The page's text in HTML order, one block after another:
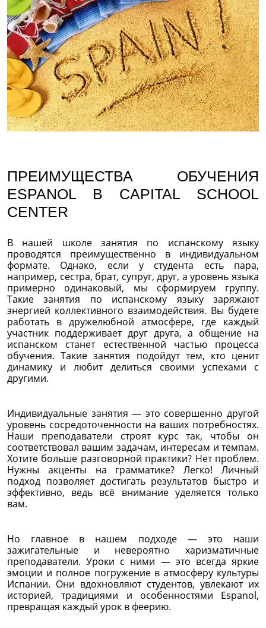
ПРЕИМУЩЕСТВА ОБУЧЕНИЯ
ESPANOL В CAPITAL SCHOOL
CENTER
В нашей школе занятия по испанскому языку
проводятся преимущественно в индивидуальном
формате. Однако, если у студента есть пара,
например, сестра, брат, супруг, друг, а уровень языка
примерно одинаковый, мы сформируем группу.
Такие занятия по испанскому языку заряжают
энергией коллективного взаимодействия. Вы будете
работать в дружелюбной атмосфере, где каждый
участник поддерживает друг друга, а общение на
испанском станет естественной частью процесса
обучения. Такие занятия подойдут тем, кто ценит
динамику и любит делиться своими успехами с
другими.
Индивидуальные занятия — это совершенно другой
уровень сосредоточенности на ваших потребностях.
Наши преподаватели строят курс так, чтобы он
соответствовал вашим задачам, интересам и темпам.
Хотите больше разговорной практики? Нет проблем.
Нужны акценты на грамматике? Легко! Личный
подход позволяет достигать результатов быстро и
эффективно, ведь всё внимание уделяется только
вам.
Но главное в нашем подходе — это наши
зажигательные и невероятно харизматичные
преподаватели. Уроки с ними — это всегда яркие
эмоции и полное погружение в атмосферу культуры
Испании. Они вдохновляют студентов, увлекают их
историей, традициями и особенностями Espanol,
превращая каждый урок в феерию.